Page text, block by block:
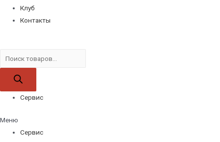
Клуб
Контакты
товаров
Сервис
Меню
Сервис